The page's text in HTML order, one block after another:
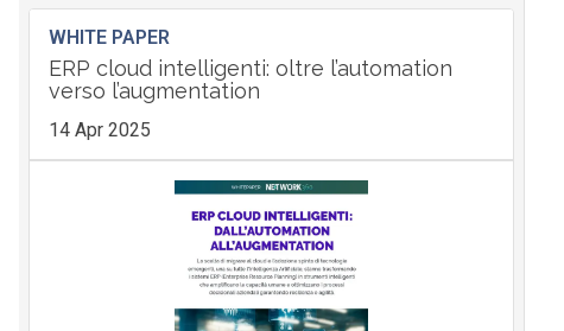
WHITE PAPER
ERP cloud intelligenti: oltre l’automation
verso l’augmentation
14 Apr 2025